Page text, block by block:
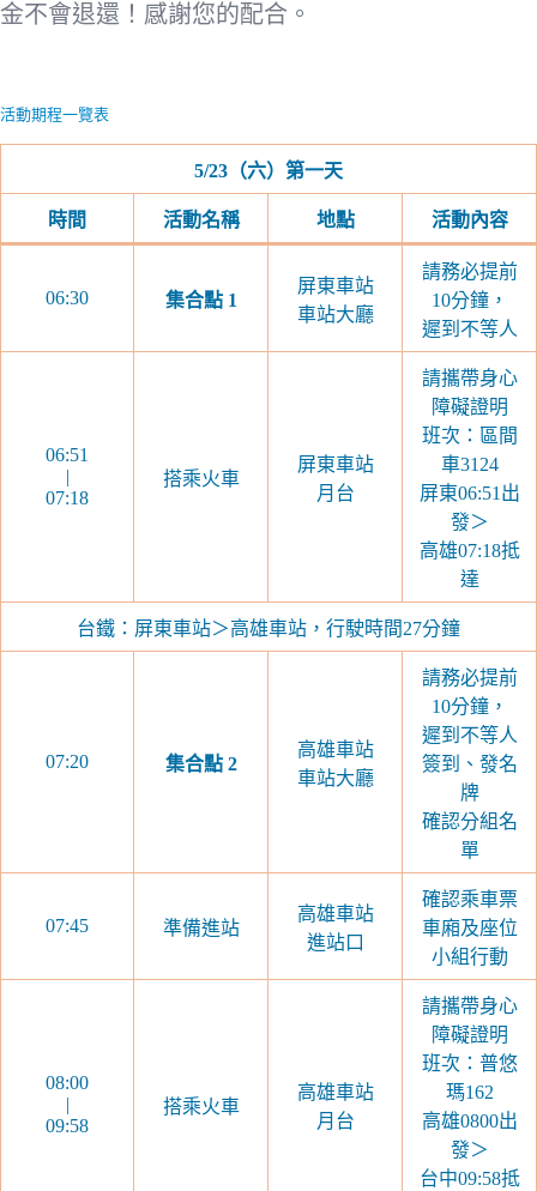
金不會退還 ！ 感謝您的配合。
活動期程一覽表
5/23 （六）第一天
時間 活動名稱 地點 活動內容
06:30 集合點 1
屏東車站
車站大廳
請務必提前
10分鐘，
遲到不等人
06:51
|
07:18
搭乘火車
屏東車站
月台
請攜帶身心
障礙證明
班次：區間
車3124
屏東06:51出
發＞
高雄07:18抵
達
台鐵：屏東車站＞高雄車站，行駛時間27分鐘
07:20 集合點 2
高雄車站
車站大廳
請務必提前
10分鐘，
遲到不等人
簽到、發名
牌
確認分組名
單
07:45 準備進站
高雄車站
進站口
確認乘車票
車廂及座位
小組行動
08:00
|
09:58
搭乘火車
高雄車站
月台
請攜帶身心
障礙證明
班次：普悠
瑪162
高雄0800出
發＞
台中09:58抵